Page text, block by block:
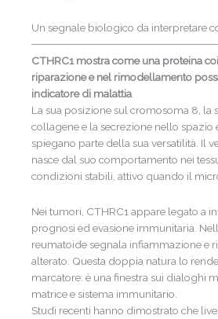
Un segnale biologico da interpretare
CTHRC1 mostra come una proteina
riparazione e nel rimodellamento
indicatore di malattia
La sua posizione sul cromosoma 8, la
collagene e la secrezione nello spazio
spiegano parte della sua versatilità. Il
nasce dal suo comportamento nei
condizioni stabili, attivo quando il
Nei tumori, CTHRC1 appare legato a
prognosi ed evasione immunitaria.
reumatoide segnala infiammazione e
alterato. Questa doppia natura lo
marcatore: è una finestra sui dialoghi
matrice e sistema immunitario.
Studi recenti hanno dimostrato che